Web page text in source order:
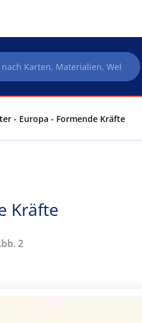
- Europa - Formende Kräfte
Kräfte
2